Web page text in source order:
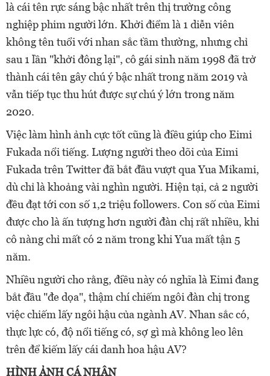
là cái tên rực sáng bậc nhất trên thị trường công
nghiệp phim người lớn. Khởi điểm là 1 diễn viên
không tên tuổi với nhan sắc tầm thường, nhưng chỉ
sau 1 lần "khởi đông lại", cô gái sinh năm 1998 đã trở
thành cái tên gây chú ý bậc nhất trong năm 2019 và
vẫn tiếp tục thu hút được sự chú ý lớn trong năm
2020.
Việc làm hình ảnh cực tốt cũng là điều giúp cho Eimi
Fukada nổi tiếng. Lượng người theo dõi của Eimi
Fukada trên Twitter đã bắt đầu vượt qua Yua Mikami,
dù chỉ là khoảng vài nghìn người. Hiện tại, cả 2 người
đều đạt tới con số 1,2 triệu followers. Con số của Eimi
được cho là ấn tượng hơn người đàn chị rất nhiều, khi
cô nàng chỉ mất có 2 năm trong khi Yua mất tận 5
năm.
Nhiều người cho rằng, điều này có nghĩa là Eimi đang
bắt đầu "đe dọa", thậm chí chiếm ngôi đàn chị trong
việc chiếm lấy ngôi hậu của ngành AV. Nhan sắc có,
thực lực có, độ nổi tiếng có, sợ gì mà không leo lên
trên để kiếm lấy cái danh hoa hậu AV?
HÌNH ẢNH CÁ NHÂN